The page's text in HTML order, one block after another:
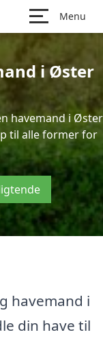
Menu
i Øster
havemand i Øster
til alle former for
havemand i
din have til